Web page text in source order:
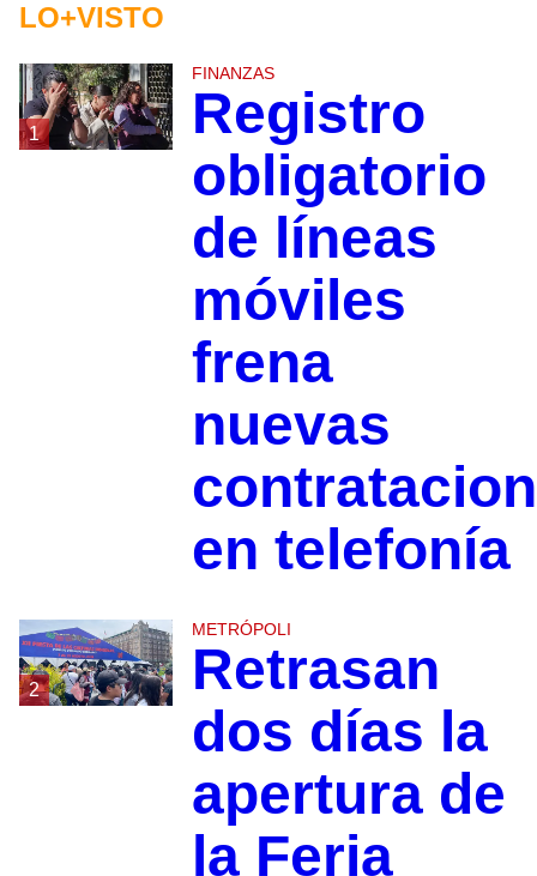
LO+VISTO
1
FINANZAS
Registro
obligatorio
de líneas
móviles
frena
nuevas
en telefonía
2
METRÓPOLI
Retrasan
dos días la
apertura de
la Feria